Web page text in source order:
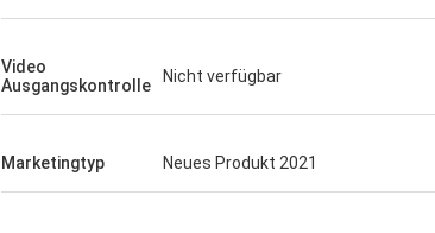
Video
Ausgangskontrolle
Nicht verfügbar
Marketingtyp Neues Produkt 2021